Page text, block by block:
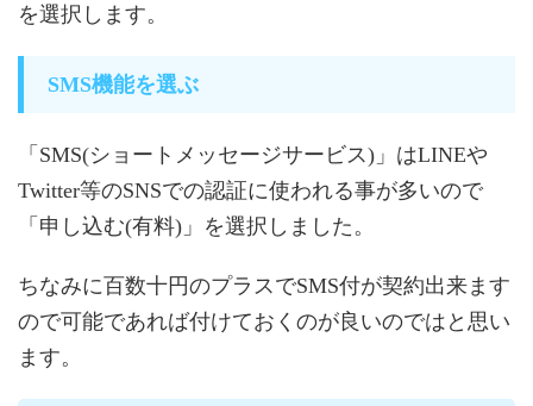
を選択します。
SMS機能を選ぶ
「SMS(ショートメッセージサービス)」はLINEや
Twitter等のSNSでの認証に使われる事が多いので
「申し込む(有料)」を選択しました。
ちなみに百数十円のプラスでSMS付が契約出来ます
ので可能であれば付けておくのが良いのではと思い
ます。